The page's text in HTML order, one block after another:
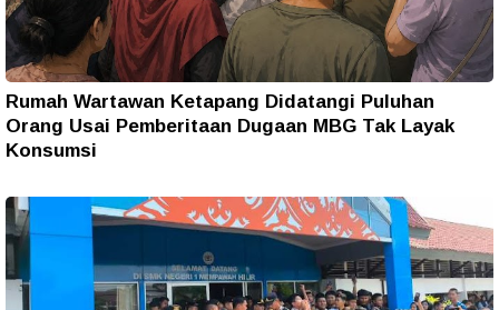
Rumah Wartawan Ketapang Didatangi Puluhan
Orang Usai Pemberitaan Dugaan MBG Tak Layak
Konsumsi